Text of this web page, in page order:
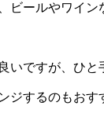
ビールやワイン
いですが、ひと
ジするのもおす